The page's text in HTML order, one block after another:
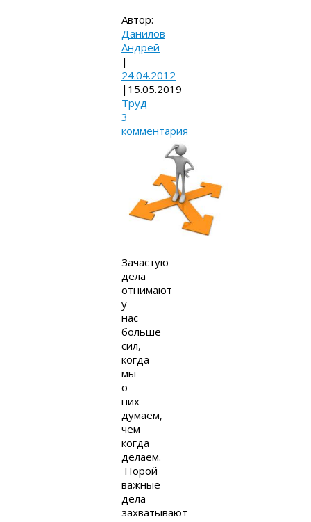
Автор:
Данилов
Андрей
|
24.04.2012
| 15.05.2019
Труд
3
комментария
Зачастую
дела
отнимают
у
нас
больше
сил,
когда
мы
о
них
думаем,
чем
когда
делаем.
Порой
важные
дела
захватывают